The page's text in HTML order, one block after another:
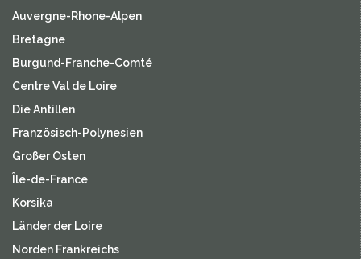
Auvergne-Rhone-Alpen
Bretagne
Burgund-Franche-Comté
Centre Val de Loire
Die Antillen
Französisch-Polynesien
Großer Osten
Île-de-France
Korsika
Länder der Loire
Norden Frankreichs